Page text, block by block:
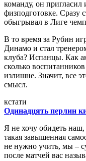
команду, он пригласил
физподготовке. Сразу
обыгрывал в Лиге
В то время за Рубин
Динамо и стал
клуба? Испанцы. Как
сколько
излишне. Значит, все
смысл.
кстати
Одинадцять перлин
Я не хочу обидеть
такая завышенная
не нужно учить, мы –
после матчей вас